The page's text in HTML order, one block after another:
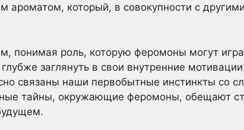
ароматом, который, в совокупности с
понимая роль, которую феромоны могут
заглянуть в свои внутренние
связаны наши первобытные инстинкты со
тайны, окружающие феромоны, обещают